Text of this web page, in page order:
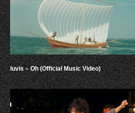
luvis – Oh (Official Music Video)